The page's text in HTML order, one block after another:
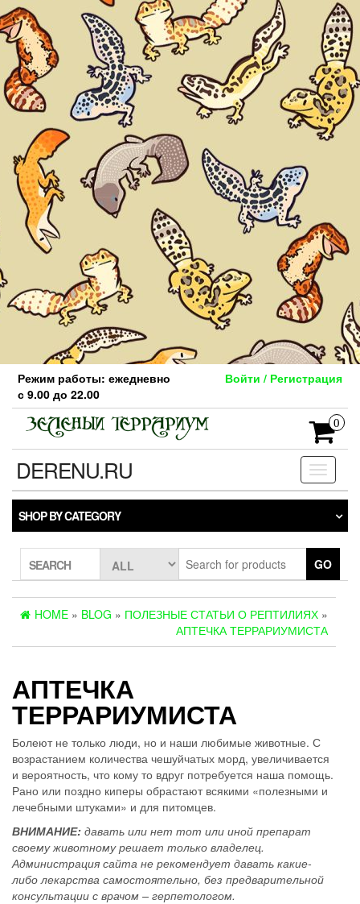
Skip
the
content
Режим работы: ежедневно
с 9.00 до 22.00
Войти / Регистрация
0
Toggle
DERENU.RU
SHOP BY CATEGORY
SEARCH GO
HOME » BLOG » ПОЛЕЗНЫЕ СТАТЬИ О РЕПТИЛИЯХ »
АПТЕЧКА ТЕРРАРИУМИСТА
АПТЕЧКА
ТЕРРАРИУМИСТА
Болеют не только люди, но и наши любимые животные. С
возрастанием количества чешуйчатых морд, увеличивается
и вероятность, что кому то вдруг потребуется наша помощь.
Рано или поздно киперы обрастают всякими «полезными и
лечебными штуками» и для питомцев.
ВНИМАНИЕ: давать или нет тот или иной препарат
своему животному решает только владелец.
Администрация сайта не рекомендует давать какие-
либо лекарства самостоятельно, без предварительной
консультации с врачом – герпетологом.